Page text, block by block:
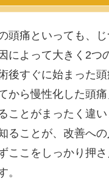
頭痛といっても、
によって大きく2つ
後すぐに始まった
から慢性化した頭
ことがまったく違
ることが、改善へ
ここをしっかり押
。